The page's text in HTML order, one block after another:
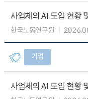
사업체의 AI 도입 현황
한국노동연구원
기업
사업체의 AI 도입 현황